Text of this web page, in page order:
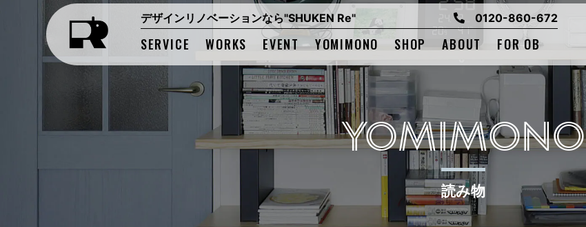
デザインリノベーションなら"SHUKEN Re" 0120-860-672
SERVICE WORKS EVENT YOMIMONO SHOP ABOUT FOR OB
YOMIMONO
読み物